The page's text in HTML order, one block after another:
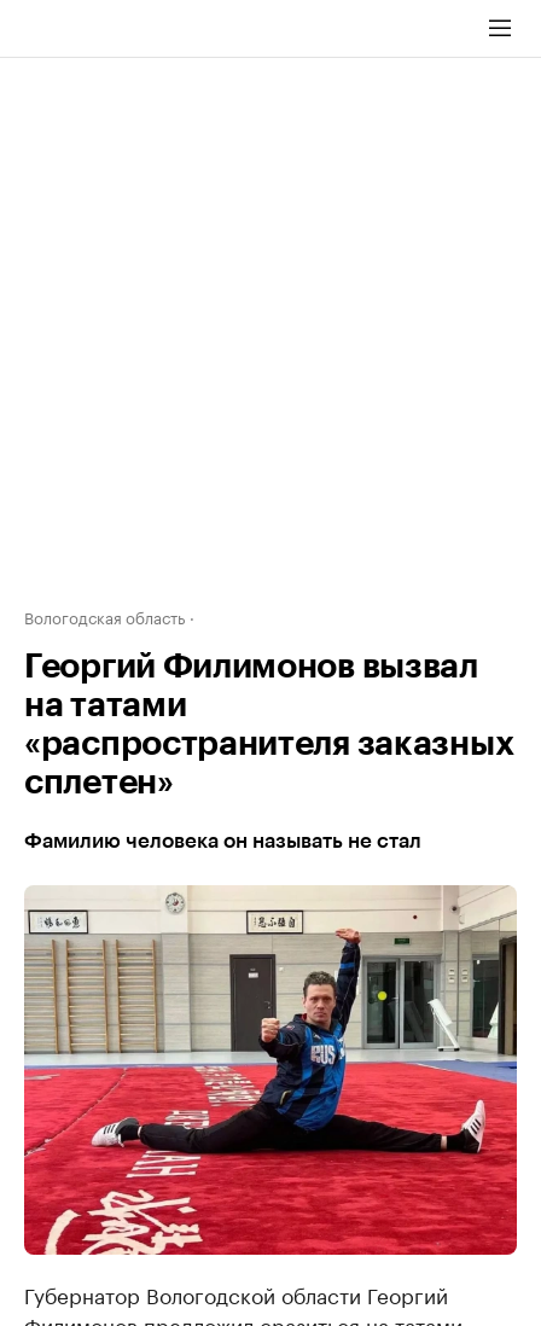
Вологодская область
Георгий Филимонов вызвал
на татами
«распространителя заказных
сплетен»
Фамилию человека он называть не стал
Губернатор Вологодской области Георгий